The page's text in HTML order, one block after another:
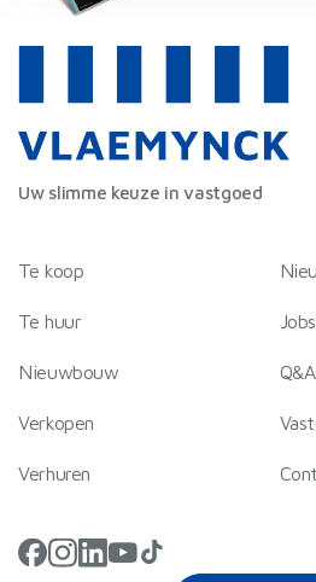
en om ons websiteverkeer te
informatie over uw gebruik van
partners kunnen deze gegevens
informatie die u aan ze heeft
verzameld op basis van uw
Uw slimme keuze in vastgoed
Te koop
Te huur
Nieuwbouw
Verkopen
Verhuren
Jobs
Q&A